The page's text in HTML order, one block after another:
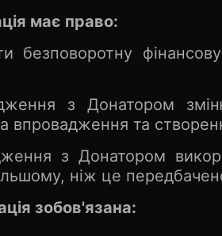
має право:
безповоротну
з Донатором
впровадження та
з Донатором
ніж це
зобов'язана: